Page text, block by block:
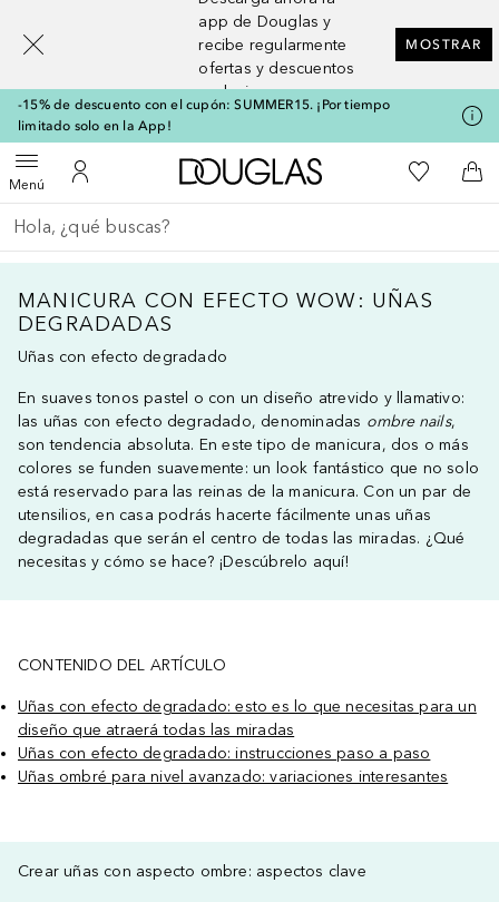
app de Douglas y
recibe regularmente
ofertas y descuentos
exclusivos
MOSTRAR
-15% de descuento con el cupón: SUMMER15. ¡Por tiempo
limitado solo en la App!
MenúAbrir menúMi cuenta
A Douglas HomeMi lista de
A
Regresar
Ejecutar búsqueda
MANICURA CON EFECTO WOW: UÑAS
DEGRADADAS
Uñas con efecto degradado
En suaves tonos pastel o con un diseño atrevido y llamativo:
las uñas con efecto degradado, denominadas ombre nails,
son tendencia absoluta. En este tipo de manicura, dos o más
colores se funden suavemente: un look fantástico que no solo
está reservado para las reinas de la manicura. Con un par de
utensilios, en casa podrás hacerte fácilmente unas uñas
degradadas que serán el centro de todas las miradas. ¿Qué
necesitas y cómo se hace? ¡Descúbrelo aquí!
CONTENIDO DEL ARTÍCULO
Uñas con efecto degradado: esto es lo que necesitas para un
diseño que atraerá todas las miradas
Uñas con efecto degradado: instrucciones paso a paso
Uñas ombré para nivel avanzado: variaciones interesantes
Crear uñas con aspecto ombre: aspectos clave
[navigation.slideout.screenreader]